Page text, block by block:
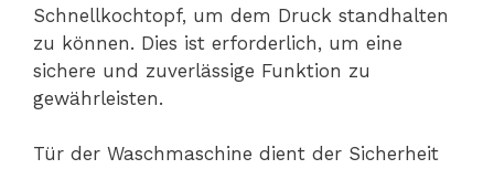
Schnellkochtopf, um dem Druck standhalten
zu können. Dies ist erforderlich, um eine
sichere und zuverlässige Funktion zu
gewährleisten.
Tür der Waschmaschine dient der Sicherheit